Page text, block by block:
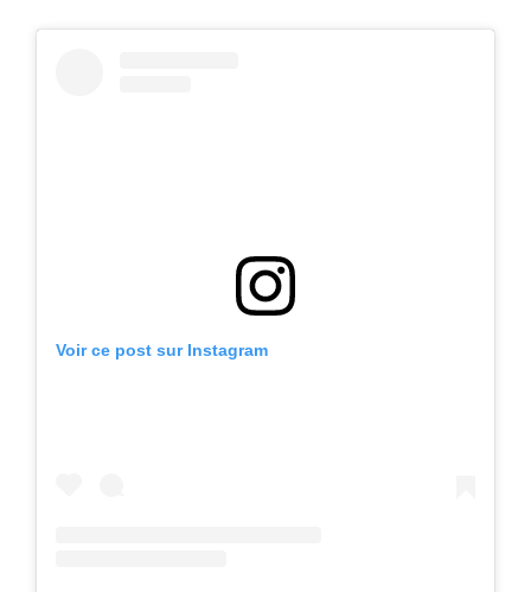
Voir ce post sur Instagram